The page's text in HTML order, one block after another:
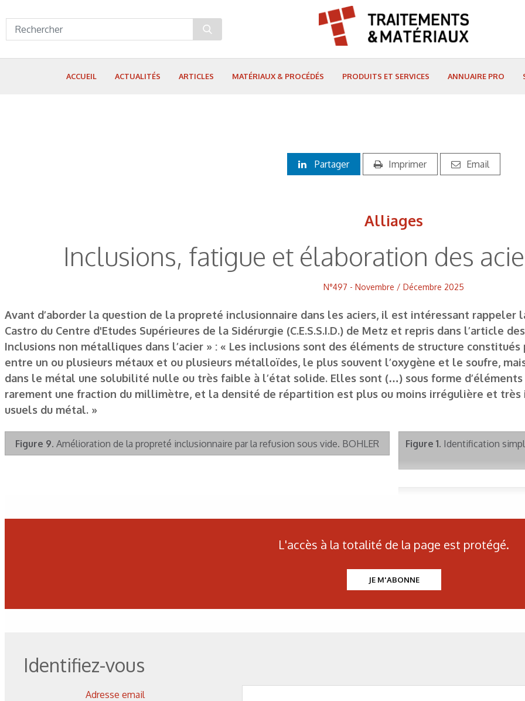
ACCUEIL ACTUALITÉS ARTICLES MATÉRIAUX & PROCÉDÉS PRODUITS ET SERVICES ANNUAIRE PRO
Partager Imprimer Email
Alliages
Inclusions, fatigue et élaboration des
N°497 - Novembre / Décembre 2025
Avant d’aborder la question de la propreté inclusionnaire dans les aciers, il est intéressant rappeler
Castro du Centre d'Etudes Supérieures de la Sidérurgie (C.E.S.S.I.D.) de Metz et repris dans l’article
Inclusions non métalliques dans l’acier » : « Les inclusions sont des éléments de structure
entre un ou plusieurs métaux et ou plusieurs métalloïdes, le plus souvent l’oxygène et le soufre,
dans le métal une solubilité nulle ou très faible à l’état solide. Elles sont (…) sous forme
rarement une fraction du millimètre, et la densité de répartition est plus ou moins irrégulière et
usuels du métal. »
Figure 9. Amélioration de la propreté inclusionnaire par la refusion sous vide. BOHLER Figure 1. Identification
Figures 3.
Relations
fatigue polycyclique (107
Figures 4. Relations
L'accès à la totalité de la page est protégé.
JE M'ABONNE
Identifiez-vous
Adresse email